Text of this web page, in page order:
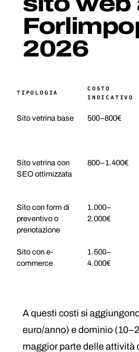
2026
TIPOLOGIA
COSTO
INDICATIVO
Sito vetrina base 500–800€
Sito vetrina con
SEO ottimizzata
800–1.400€
Sito con form di
preventivo o
prenotazione
1.000–
2.000€
Sito con e-
commerce
1.500–
4.000€
A questi costi si
euro/anno) e dominio
maggior parte delle attività